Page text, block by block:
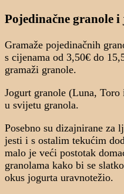
Pojedinačne granole
Gramaže pojedinačnih
s cijenama od 3,50€ do
gramaži granole.
Jogurt granole (Luna,
u svijetu granola.
Posebno su dizajnirane za
jesti i s ostalim tekućim
malo je veći postotak
granolama kako bi se
okus jogurta uravnotežio.